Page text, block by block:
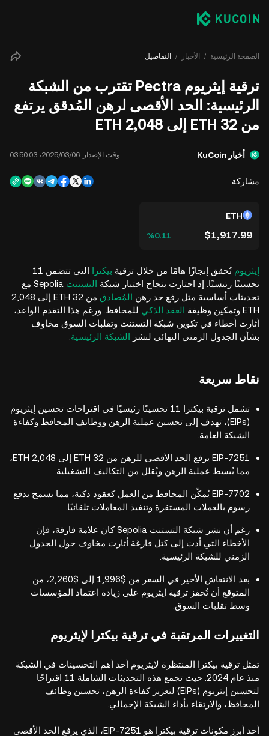
الصفحة الرئيسية الأخبار التفاصيل
ترقية إيثريوم Pectra تقترب من الشبكة
الرئيسية: الحد الأقصى لرهن المُدقق يرتفع
من 32 ETH إلى 2,048 ETH
أخبار KuCoin وقت الإصدار: 06‏/03‏/2025، 03:50:03
مشاركة
ETH
$1,917.99
‮‭0.11‬%‬
إيثريوم تُحقق إنجازًا هامًا من خلال ترقية بيكترا
التي تتضمن 11
تحسينًا رئيسيًا. إذ اجتازت بنجاح اختبار شبكة التستنت
Sepolia مع
تحديثات أساسية مثل رفع حد رهن المُصادق
من 32 ETH إلى 2,048
ETH وتمكين وظيفة
العقد الذكي للمحافظ. ورغم هذا التقدم الواعد،
أثارت أخطاء في تكوين شبكة التستنت وتقلبات السوق مخاوف
بشأن الجدول الزمني النهائي لنشر الشبكة الرئيسية
نقاط سريعة
تشمل ترقية بيكترا 11 تحسينًا رئيسيًا في اقتراحات تحسين إيثريوم
(EIPs)، تهدف إلى تحسين عملية الرهن ووظائف المحافظ وكفاءة
الشبكة العامة.
EIP-7251 يرفع الحد الأقصى للرهن من 32 ETH إلى 2,048 ETH،
مما يُبسط عملية الرهن ويُقلل من التكاليف التشغيلية.
EIP-7702 يُمكّن المحافظ من العمل كعقود ذكية، مما يسمح بدفع
رسوم بالعملات المستقرة وتنفيذ المعاملات تلقائيًا.
رغم أن نشر شبكة التستنت Sepolia كان علامة فارقة، فإن
الأخطاء التي أدت إلى كتل فارغة أثارت مخاوف حول الجدول
الزمني للشبكة الرئيسية.
بعد الانتعاش الأخير في السعر من $1,996 إلى $2,260، من
المتوقع أن تُحفز ترقية إيثريوم على زيادة اعتماد المؤسسات
وسط تقلبات السوق.
التغييرات المرتقبة في ترقية بيكترا لإيثريوم
تمثل ترقية بيكترا المنتظرة لإيثريوم أحد أهم التحسينات في الشبكة
منذ عام 2024. حيث تجمع هذه التحديثات الشاملة 11 اقتراحًا
لتحسين إيثريوم (EIPs) لتعزيز كفاءة الرهن، تحسين وظائف
المحافظ، والارتقاء بأداء الشبكة الإجمالي.
أحد أبرز مكونات ترقية بيكترا هو EIP-7251، الذي يرفع الحد الأقصى